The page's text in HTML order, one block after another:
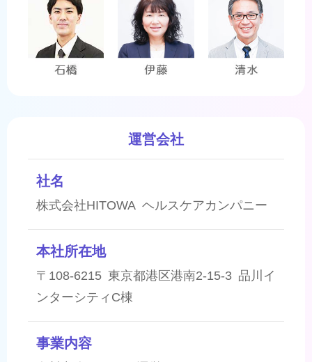
運営会社
社名
株式会社HITOWA ヘルスケアカンパニー
本社所在地
〒108-6215 東京都港区港南2-15-3 品川イ
ンターシティC棟
事業内容